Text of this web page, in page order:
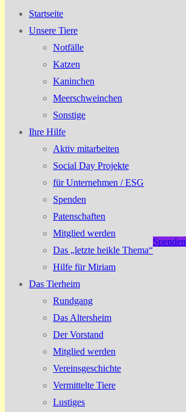
Startseite
Unsere Tiere
Notfälle
Katzen
Kaninchen
Meerschweinchen
Sonstige
Ihre Hilfe
Aktiv mitarbeiten
Social Day Projekte
für Unternehmen / ESG
Spenden
Patenschaften
Mitglied werden
Das „letzte heikle Thema“
Hilfe für Miriam
Das Tierheim
Rundgang
Das Altersheim
Der Vorstand
Mitglied werden
Vereinsgeschichte
Vermittelte Tiere
Lustiges
Spenden